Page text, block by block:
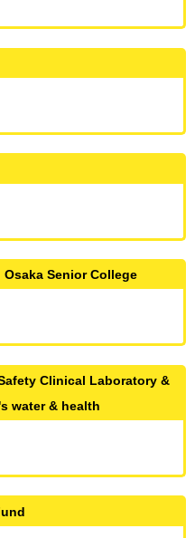
Senior College
Clinical Laboratory &
water & health